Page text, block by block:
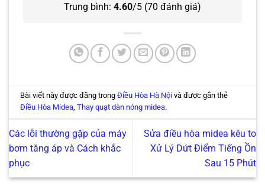
Trung bình: 4.60/5 (70 đánh giá)
Bài viết này được đăng trongĐiều Hòa Hà Nội và được gắn thẻ
Điều Hòa Midea ,Thay quạt dàn nóng midea.
Các lỗi thường gặp của máy
bơm tăng áp và Cách khắc
phục
Sửa điều hòa midea kêu to
Xử Lý Dứt Điểm Tiếng Ồn
Sau 15 Phút